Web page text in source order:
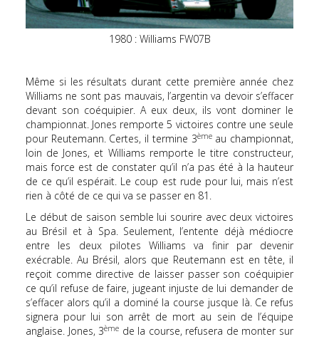
1980 : Williams FW07B
Même si les résultats durant cette première année chez
Williams ne sont pas mauvais, l’argentin va devoir s’effacer
devant son coéquipier. A eux deux, ils vont dominer le
championnat. Jones remporte 5 victoires contre une seule
pour Reutemann. Certes, il termine 3èmeau championnat,
loin de Jones, et Williams remporte le titre constructeur,
mais force est de constater qu’il n’a pas été à la hauteur
de ce qu’il espérait. Le coup est rude pour lui, mais n’est
rien à côté de ce qui va se passer en 81.
Le début de saison semble lui sourire avec deux victoires
au Brésil et à Spa. Seulement, l’entente déjà médiocre
entre les deux pilotes Williams va finir par devenir
exécrable. Au Brésil, alors que Reutemann est en tête, il
reçoit comme directive de laisser passer son coéquipier
ce qu’il refuse de faire, jugeant injuste de lui demander de
s’effacer alors qu’il a dominé la course jusque là. Ce refus
signera pour lui son arrêt de mort au sein de l’équipe
anglaise. Jones, 3ème de la course, refusera de monter sur